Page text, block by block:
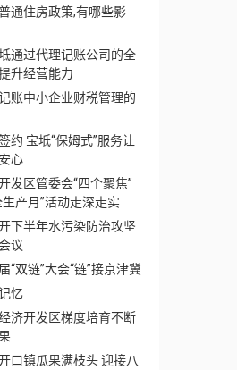
通住房政策,有哪些影
通过代理记账公司的全
升经营能力
账中小企业财税管理的
约 宝坻“保姆式”服务让
心
发区管委会“四个聚焦”
产月”活动走深走实
下半年水污染防治攻坚
议
“双链”大会“链”接京津冀
忆
济开发区梯度培育不断
口镇瓜果满枝头 迎接八